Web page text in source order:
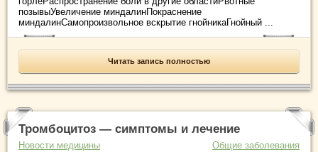
позывыУвеличение миндалинПокраснение
миндалинСамопроизвольное вскрытие гнойникаГнойный ...
Читать запись полностью
Тромбоцитоз — симптомы и лечение
Новости медицины Общие заболевания